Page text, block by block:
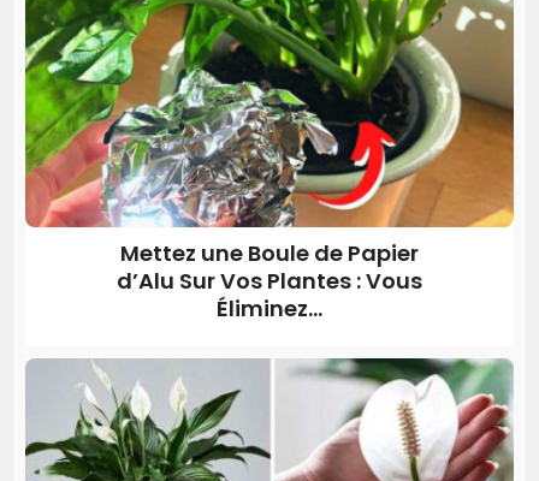
Mettez une Boule de Papier
d’Alu Sur Vos Plantes : Vous
Éliminez...